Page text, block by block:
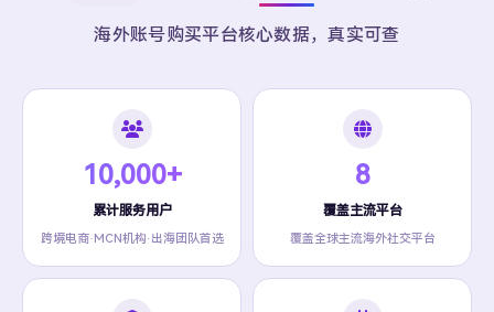
海外账号购买平台核心数据，真实可查
10,000+
累计服务用户
跨境电商·MCN机构·出海团队首选
8
覆盖主流平台
覆盖全球主流海外社交平台